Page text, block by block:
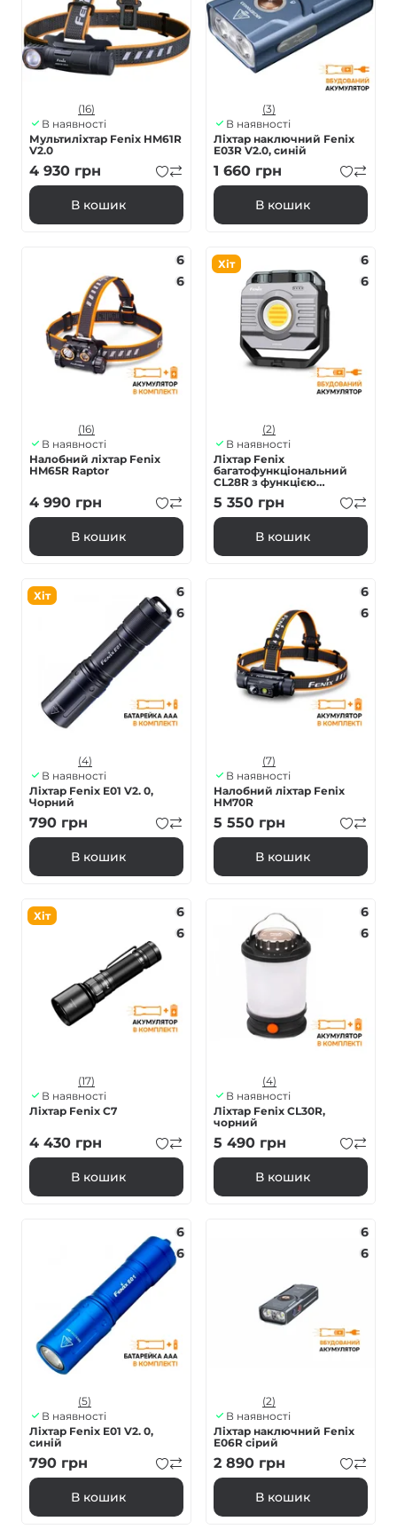
(16)
В наявності
Мультиліхтар Fenix HM61R
V2.0
4 930 грн
В кошик
(3)
В наявності
Ліхтар наключний Fenix
E03R V2.0, синій
1 660 грн
В кошик
6
6
(16)
В наявності
Налобний ліхтар Fenix
HM65R Raptor
4 990 грн
В кошик
Хіт
6
6
(2)
В наявності
Ліхтар Fenix
багатофункціональний
CL28R з функцією
Powerbank (10 000 mAh)
5 350 грн
В кошик
Хіт
6
6
(4)
В наявності
Ліхтар Fenix E01 V2. 0,
Чорний
790 грн
В кошик
6
6
(7)
В наявності
Налобний ліхтар Fenix
HM70R
5 550 грн
В кошик
Хіт
6
6
(17)
В наявності
Ліхтар Fenix C7
4 430 грн
В кошик
6
6
(4)
В наявності
Ліхтар Fenix CL30R,
чорний
5 490 грн
В кошик
6
6
(5)
В наявності
Ліхтар Fenix E01 V2. 0,
синій
790 грн
В кошик
6
6
(2)
В наявності
Ліхтар наключний Fenix
E06R сірий
2 890 грн
В кошик